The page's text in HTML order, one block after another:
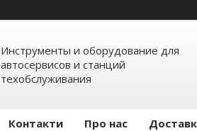
Инструменты и оборудование для
автосервисов и станций
техобслуживания
Контакти Про нас